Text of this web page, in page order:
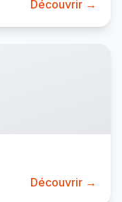
Découvrir →
Découvrir →